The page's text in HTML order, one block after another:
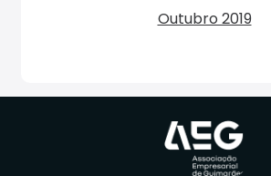
Outubro 2019